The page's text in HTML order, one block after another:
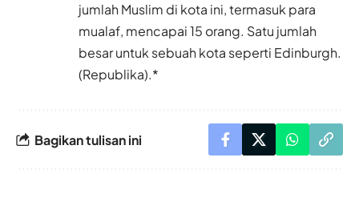
jumlah Muslim di kota ini, termasuk para
mualaf, mencapai 15 orang. Satu jumlah
besar untuk sebuah kota seperti Edinburgh.
(Republika).*
Bagikan tulisan ini